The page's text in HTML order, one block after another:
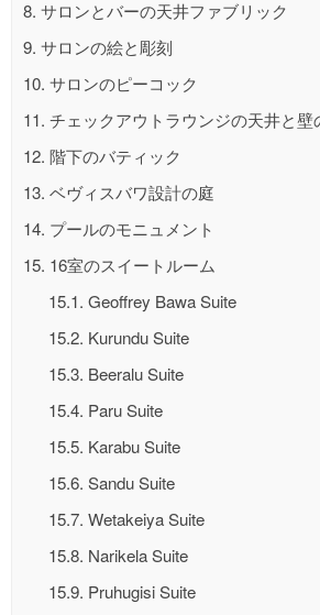
8. サロンとバーの天井ファブリック
9. サロンの絵と彫刻
10. サロンのピーコック
11. チェックアウトラウンジの天井と壁
12. 階下のバティック
13. ベヴィスバワ設計の庭
14. プールのモニュメント
15. 16室のスイートルーム
15.1. Geoffrey Bawa Suite
15.2. Kurundu Suite
15.3. Beeralu Suite
15.4. Paru Suite
15.5. Karabu Suite
15.6. Sandu Suite
15.7. Wetakeiya Suite
15.8. Narikela Suite
15.9. Pruhugisi Suite